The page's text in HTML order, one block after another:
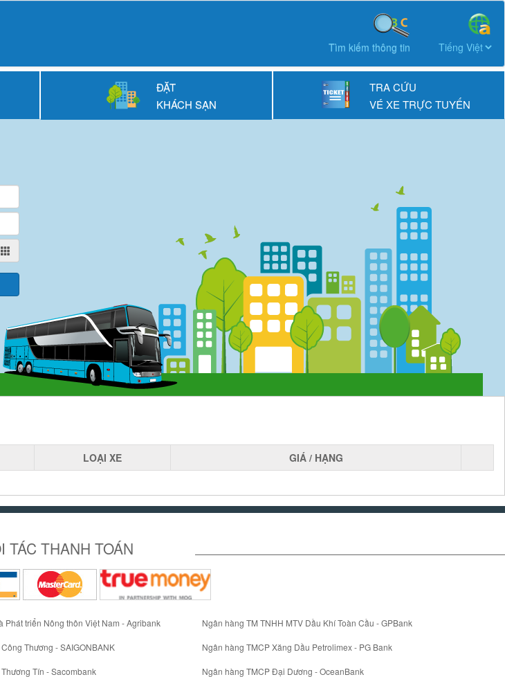
Tìm kiếm thông tin
ĐẶT
KHÁCH SẠN
TRA CỨU
VÉ XE TRỰC TUYẾN
LOẠI XE GIÁ / HẠNG
TÁC THANH TOÁN
Phát triển Nông thôn Việt Nam - Agribank
Thương - SAIGONBANK
Tín - Sacombank
Ngân hàng TM TNHH MTV Dầu Khí Toàn Cầu - GPBank
Ngân hàng TMCP Xăng Dầu Petrolimex - PG Bank
Ngân hàng TMCP Đại Dương - OceanBank